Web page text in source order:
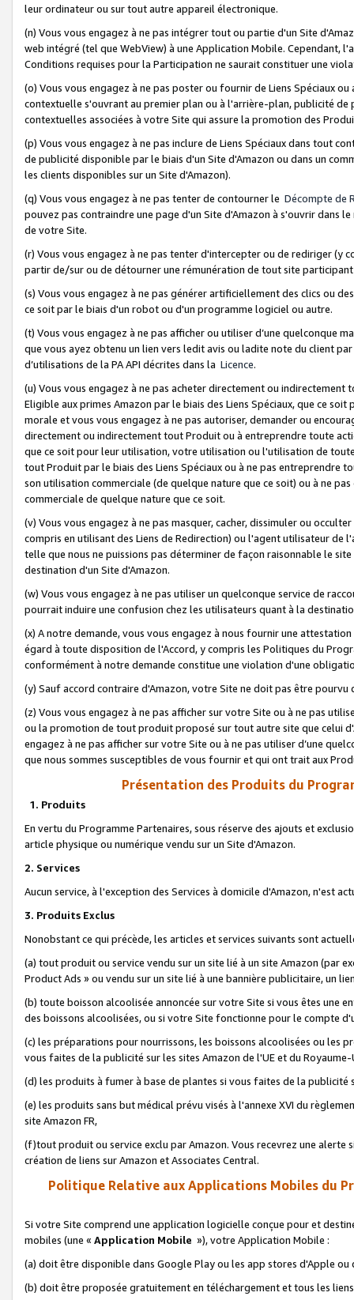
leur ordinateur ou sur tout autre appareil électronique.
(n) Vous vous engagez à ne pas intégrer tout ou partie d'un Site
web intégré (tel que WebView) à une Application Mobile. Cependant,
Conditions requises pour la Participation ne saurait constituer une
(o) Vous vous engagez à ne pas poster ou fournir de Liens Spéciaux
contextuelle s'ouvrant au premier plan ou à l'arrière-plan, publicité
contextuelles associées à votre Site qui assure la promotion des
(p) Vous vous engagez à ne pas inclure de Liens Spéciaux dans tout
de publicité disponible par le biais d'un Site d'Amazon ou dans un
les clients disponibles sur un Site d'Amazon).
(q) Vous vous engagez à ne pas tenter de contourner le Décompte de
pouvez pas contraindre une page d'un Site d'Amazon à s'ouvrir dans
de votre Site.
(r) Vous vous engagez à ne pas tenter d'intercepter ou de rediriger
partir de/sur ou de détourner une rémunération de tout site
(s) Vous vous engagez à ne pas générer artificiellement des clics ou
ce soit par le biais d'un robot ou d'un programme logiciel ou autre.
(t) Vous vous engagez à ne pas afficher ou utiliser d’une quelconque
que vous ayez obtenu un lien vers ledit avis ou ladite note du client
d’utilisations de la PA API décrites dans la Licence.
(u) Vous vous engagez à ne pas acheter directement ou
Eligible aux primes Amazon par le biais des Liens Spéciaux, que ce
morale et vous vous engagez à ne pas autoriser, demander ou
directement ou indirectement tout Produit ou à entreprendre toute
que ce soit pour leur utilisation, votre utilisation ou l'utilisation de
tout Produit par le biais des Liens Spéciaux ou à ne pas entreprendre
son utilisation commerciale (de quelque nature que ce soit) ou à ne
commerciale de quelque nature que ce soit.
(v) Vous vous engagez à ne pas masquer, cacher, dissimuler ou
compris en utilisant des Liens de Redirection) ou l'agent utilisateur
telle que nous ne puissions pas déterminer de façon raisonnable le
destination d'un Site d'Amazon.
(w) Vous vous engagez à ne pas utiliser un quelconque service de
pourrait induire une confusion chez les utilisateurs quant à la
(x) A notre demande, vous vous engagez à nous fournir une
égard à toute disposition de l'Accord, y compris les Politiques du
conformément à notre demande constitue une violation d'une
(y) Sauf accord contraire d'Amazon, votre Site ne doit pas être
(z) Vous vous engagez à ne pas afficher sur votre Site ou à ne pas
ou la promotion de tout produit proposé sur tout autre site que celui
engagez à ne pas afficher sur votre Site ou à ne pas utiliser d’une
que nous sommes susceptibles de vous fournir et qui ont trait aux
Présentation des Produits du
1. Produits
En vertu du Programme Partenaires, sous réserve des ajouts et
article physique ou numérique vendu sur un Site d'Amazon.
2. Services
Aucun service, à l'exception des Services à domicile d'Amazon, n'est
3. Produits Exclus
Nonobstant ce qui précède, les articles et services suivants sont
(a) tout produit ou service vendu sur un site lié à un site Amazon (par
Product Ads » ou vendu sur un site lié à une bannière publicitaire, un
(b) toute boisson alcoolisée annoncée sur votre Site si vous êtes une
des boissons alcoolisées, ou si votre Site fonctionne pour le compte
(c) les préparations pour nourrissons, les boissons alcoolisées ou les
vous faites de la publicité sur les sites Amazon de l'UE et du Royaume-
(d) les produits à fumer à base de plantes si vous faites de la publicité
(e) les produits sans but médical prévu visés à l'annexe XVI du
site Amazon FR,
(f)tout produit ou service exclu par Amazon. Vous recevrez une alerte
création de liens sur Amazon et Associates Central.
Politique Relative aux Applications Mobiles du
Si votre Site comprend une application logicielle conçue pour et
mobiles (une « Application Mobile »), votre Application Mobile :
(a) doit être disponible dans Google Play ou les app stores d'Apple ou
(b) doit être proposée gratuitement en téléchargement et tous les